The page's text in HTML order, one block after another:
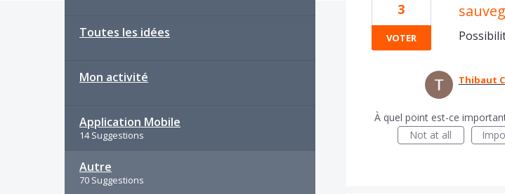
Toutes les idées
Mon activité
Application Mobile
14 Suggestions
Autre
70 Suggestions
3
VOTER
Thibaut
À quel point est-ce
Not at all